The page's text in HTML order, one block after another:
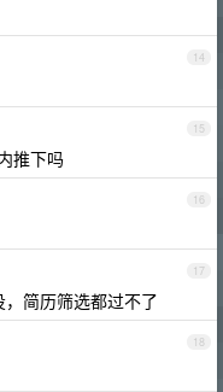
14
15
推下吗
16
17
简历筛选都过不了
18